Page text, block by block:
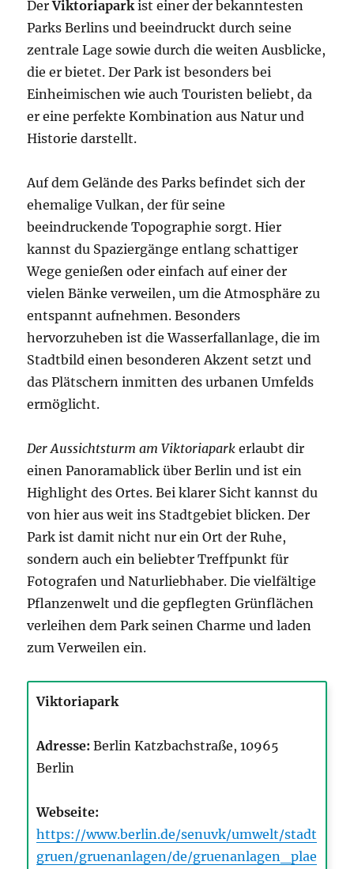
DerViktoriaparkist einer der bekanntesten
Parks Berlins und beeindruckt durch seine
zentrale Lage sowie durch die weiten Ausblicke,
die er bietet. Der Park ist besonders bei
Einheimischen wie auch Touristen beliebt, da
er eine perfekte Kombination aus Natur und
Historie darstellt.
Auf dem Gelände des Parks befindet sich der
ehemalige Vulkan, der für seine
beeindruckende Topographie sorgt. Hier
kannst du Spaziergänge entlang schattiger
Wege genießen oder einfach auf einer der
vielen Bänke verweilen, um die Atmosphäre zu
entspannt aufnehmen. Besonders
hervorzuheben ist die Wasserfallanlage, die im
Stadtbild einen besonderen Akzent setzt und
das Plätschern inmitten des urbanen Umfelds
ermöglicht.
Der Aussichtsturm am Viktoriapark erlaubt dir
einen Panoramablick über Berlin und ist ein
Highlight des Ortes. Bei klarer Sicht kannst du
von hier aus weit ins Stadtgebiet blicken. Der
Park ist damit nicht nur ein Ort der Ruhe,
sondern auch ein beliebter Treffpunkt für
Fotografen und Naturliebhaber. Die vielfältige
Pflanzenwelt und die gepflegten Grünflächen
verleihen dem Park seinen Charme und laden
zum Verweilen ein.
Viktoriapark
Adresse: Berlin Katzbachstraße, 10965
Berlin
Webseite:
https://www.berlin.de/senuvk/umwelt/stadt
gruen/gruenanlagen/de/gruenanlagen_plae